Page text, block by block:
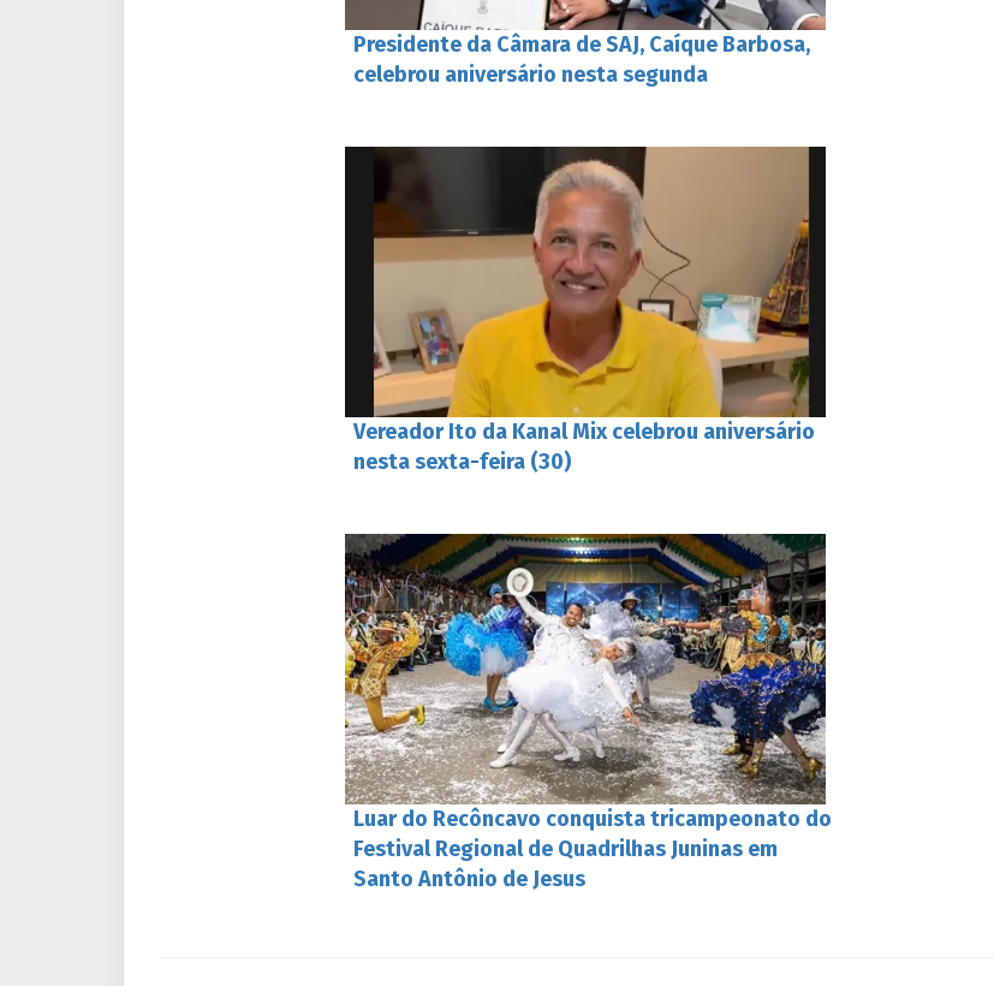
Presidente da Câmara de SAJ, Caíque Barbosa,
celebrou aniversário nesta segunda
Vereador Ito da Kanal Mix celebrou aniversário
nesta sexta-feira (30)
Luar do Recôncavo conquista tricampeonato do
Festival Regional de Quadrilhas Juninas em
Santo Antônio de Jesus